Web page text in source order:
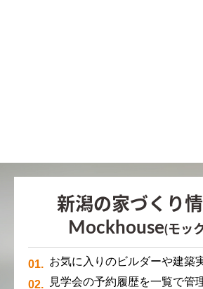
新潟の家づくり
Mockhouse(モッ
お気に入りのビルダーや建築
見学会の予約履歴を一覧で管